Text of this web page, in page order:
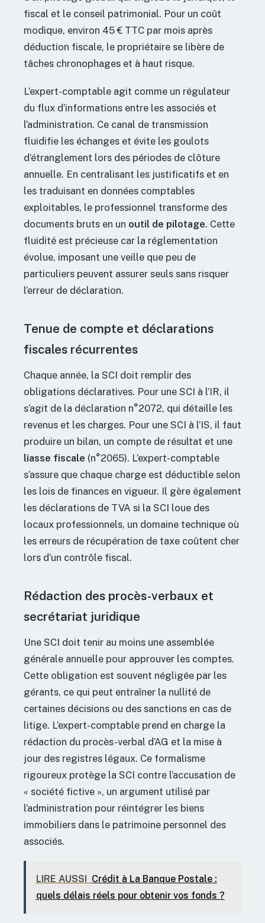
fiscal et le conseil patrimonial. Pour un coût
modique, environ 45 € TTC par mois après
déduction fiscale, le propriétaire se libère de
tâches chronophages et à haut risque.
L’expert-comptable agit comme un régulateur
du flux d’informations entre les associés et
l’administration. Ce canal de transmission
fluidifie les échanges et évite les goulots
d’étranglement lors des périodes de clôture
annuelle. En centralisant les justificatifs et en
les traduisant en données comptables
exploitables, le professionnel transforme des
documents bruts en un outil de pilotage. Cette
fluidité est précieuse car la réglementation
évolue, imposant une veille que peu de
particuliers peuvent assurer seuls sans risquer
l’erreur de déclaration.
Tenue de compte et déclarations
fiscales récurrentes
Chaque année, la SCI doit remplir des
obligations déclaratives. Pour une SCI à l’IR, il
s’agit de la déclaration n°2072, qui détaille les
revenus et les charges. Pour une SCI à l’IS, il faut
produire un bilan, un compte de résultat et une
liasse fiscale (n°2065). L’expert-comptable
s’assure que chaque charge est déductible selon
les lois de finances en vigueur. Il gère également
les déclarations de TVA si la SCI loue des
locaux professionnels, un domaine technique où
les erreurs de récupération de taxe coûtent cher
lors d’un contrôle fiscal.
Rédaction des procès-verbaux et
secrétariat juridique
Une SCI doit tenir au moins une assemblée
générale annuelle pour approuver les comptes.
Cette obligation est souvent négligée par les
gérants, ce qui peut entraîner la nullité de
certaines décisions ou des sanctions en cas de
litige. L’expert-comptable prend en charge la
rédaction du procès-verbal d’AG et la mise à
jour des registres légaux. Ce formalisme
rigoureux protège la SCI contre l’accusation de
« société fictive », un argument utilisé par
l’administration pour réintégrer les biens
immobiliers dans le patrimoine personnel des
associés.
LIRE AUSSI
Crédit à La Banque Postale :
quels délais réels pour obtenir vos fonds ?